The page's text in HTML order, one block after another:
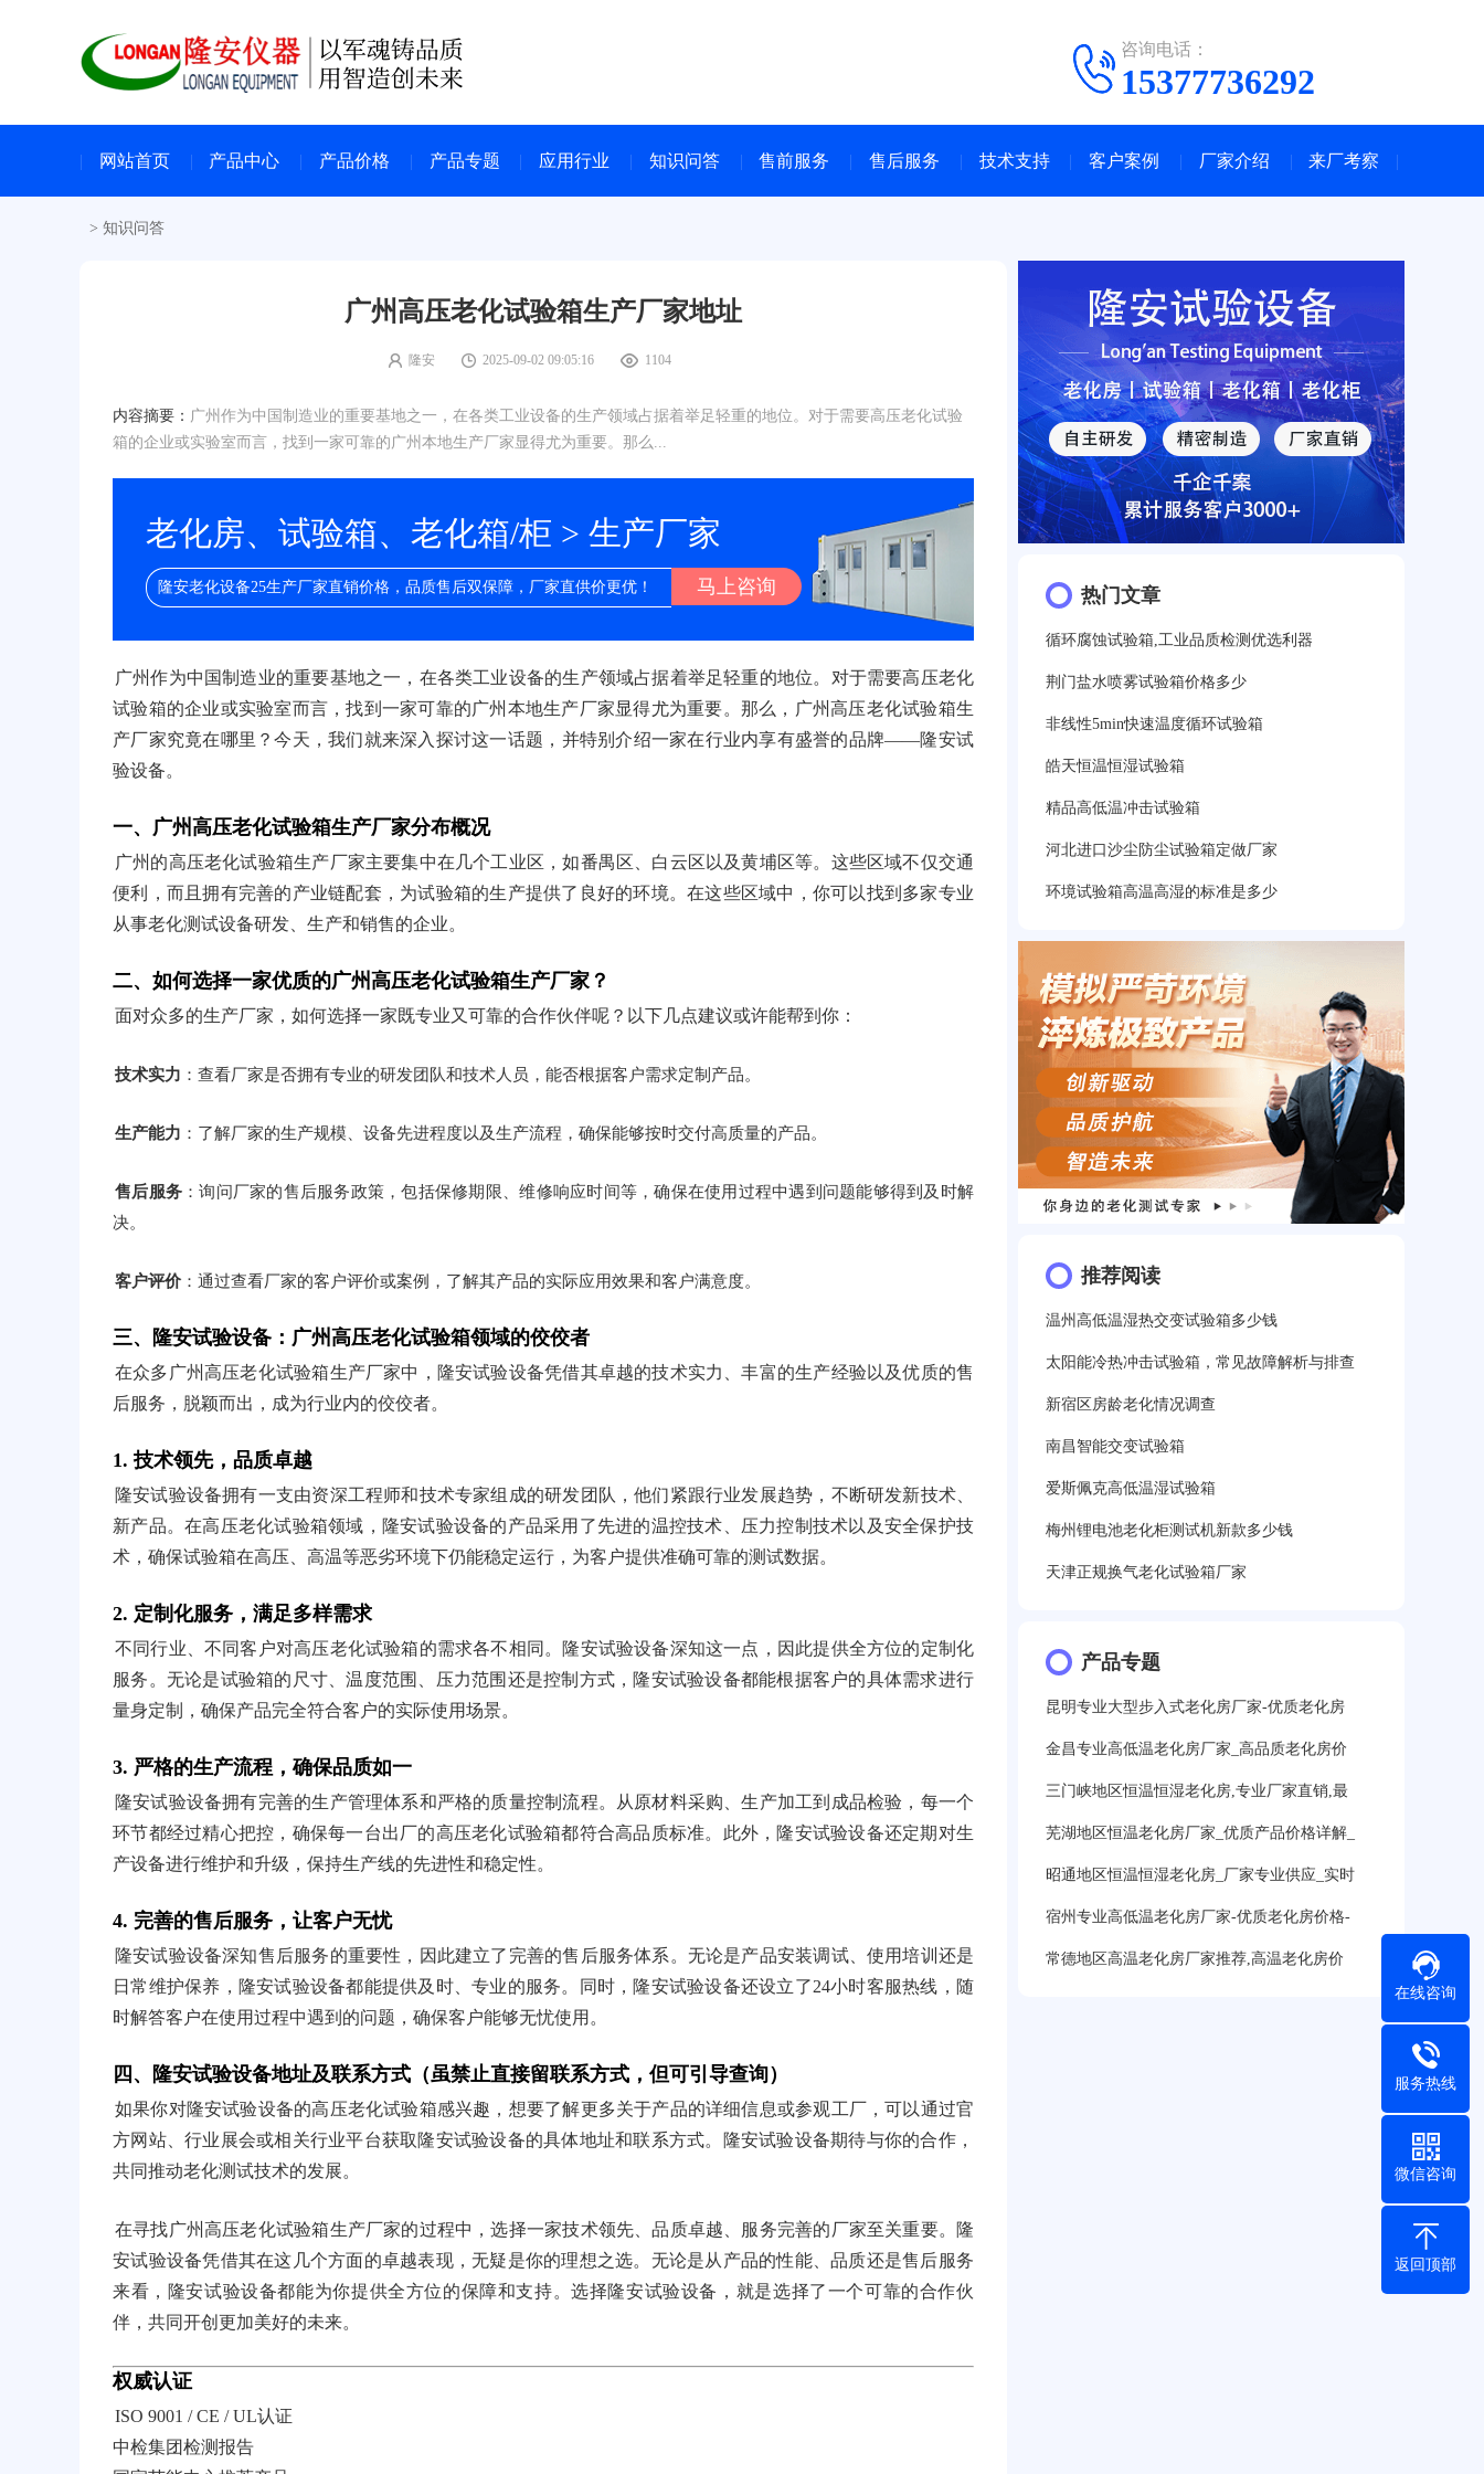
咨询电话：
15377736292
网站首页 产品中心 产品价格 产品专题 应用行业 知识问答 售前服务 售后服务 技术支持 客户案例 厂家介绍 来厂考察
> 知识问答
广州高压老化试验箱生产厂家地址
隆安 2025-09-02 09:05:16 1104
内容摘要： 广州作为中国制造业的重要基地之一，在各类工业设备的生产领域占据着举足轻重的地位。对于需要高压老化试验
箱的企业或实验室而言，找到一家可靠的广州本地生产厂家显得尤为重要。那么...
老化房、试验箱、老化箱/柜 > 生产厂家
隆安老化设备25生产厂家直销价格，品质售后双保障，厂家直供价更优！ 马上咨询
广州作为中国制造业的重要基地之一，在各类工业设备的生产领域占据着举足轻重的地位。对于需要高压老化
试验箱的企业或实验室而言，找到一家可靠的广州本地生产厂家显得尤为重要。那么，广州高压老化试验箱生
产厂家究竟在哪里？今天，我们就来深入探讨这一话题，并特别介绍一家在行业内享有盛誉的品牌——隆安试
验设备。
一、广州高压老化试验箱生产厂家分布概况
广州的高压老化试验箱生产厂家主要集中在几个工业区，如番禺区、白云区以及黄埔区等。这些区域不仅交通
便利，而且拥有完善的产业链配套，为试验箱的生产提供了良好的环境。在这些区域中，你可以找到多家专业
从事老化测试设备研发、生产和销售的企业。
二、如何选择一家优质的广州高压老化试验箱生产厂家？
面对众多的生产厂家，如何选择一家既专业又可靠的合作伙伴呢？以下几点建议或许能帮到你：
技术实力 ：查看厂家是否拥有专业的研发团队和技术人员，能否根据客户需求定制产品。
生产能力 ：了解厂家的生产规模、设备先进程度以及生产流程，确保能够按时交付高质量的产品。
售后服务 ：询问厂家的售后服务政策，包括保修期限、维修响应时间等，确保在使用过程中遇到问题能够得到及时解
决。
客户评价 ：通过查看厂家的客户评价或案例，了解其产品的实际应用效果和客户满意度。
三、隆安试验设备：广州高压老化试验箱领域的佼佼者
在众多广州高压老化试验箱生产厂家中，隆安试验设备凭借其卓越的技术实力、丰富的生产经验以及优质的售
后服务，脱颖而出，成为行业内的佼佼者。
1. 技术领先，品质卓越
隆安试验设备拥有一支由资深工程师和技术专家组成的研发团队，他们紧跟行业发展趋势，不断研发新技术、
新产品。在高压老化试验箱领域，隆安试验设备的产品采用了先进的温控技术、压力控制技术以及安全保护技
术，确保试验箱在高压、高温等恶劣环境下仍能稳定运行，为客户提供准确可靠的测试数据。
2. 定制化服务，满足多样需求
不同行业、不同客户对高压老化试验箱的需求各不相同。隆安试验设备深知这一点，因此提供全方位的定制化
服务。无论是试验箱的尺寸、温度范围、压力范围还是控制方式，隆安试验设备都能根据客户的具体需求进行
量身定制，确保产品完全符合客户的实际使用场景。
3. 严格的生产流程，确保品质如一
隆安试验设备拥有完善的生产管理体系和严格的质量控制流程。从原材料采购、生产加工到成品检验，每一个
环节都经过精心把控，确保每一台出厂的高压老化试验箱都符合高品质标准。此外，隆安试验设备还定期对生
产设备进行维护和升级，保持生产线的先进性和稳定性。
4. 完善的售后服务，让客户无忧
隆安试验设备深知售后服务的重要性，因此建立了完善的售后服务体系。无论是产品安装调试、使用培训还是
日常维护保养，隆安试验设备都能提供及时、专业的服务。同时，隆安试验设备还设立了24小时客服热线，随
时解答客户在使用过程中遇到的问题，确保客户能够无忧使用。
四、隆安试验设备地址及联系方式（虽禁止直接留联系方式，但可引导查询）
如果你对隆安试验设备的高压老化试验箱感兴趣，想要了解更多关于产品的详细信息或参观工厂，可以通过官
方网站、行业展会或相关行业平台获取隆安试验设备的具体地址和联系方式。隆安试验设备期待与你的合作，
共同推动老化测试技术的发展。
在寻找广州高压老化试验箱生产厂家的过程中，选择一家技术领先、品质卓越、服务完善的厂家至关重要。隆
安试验设备凭借其在这几个方面的卓越表现，无疑是你的理想之选。无论是从产品的性能、品质还是售后服务
来看，隆安试验设备都能为你提供全方位的保障和支持。选择隆安试验设备，就是选择了一个可靠的合作伙
伴，共同开创更加美好的未来。
权威认证
ISO 9001 / CE / UL认证
中检集团检测报告
热门文章
循环腐蚀试验箱,工业品质检测优选利器
荆门盐水喷雾试验箱价格多少
非线性5min快速温度循环试验箱
皓天恒温恒湿试验箱
精品高低温冲击试验箱
河北进口沙尘防尘试验箱定做厂家
环境试验箱高温高湿的标准是多少
推荐阅读
温州高低温湿热交变试验箱多少钱
太阳能冷热冲击试验箱，常见故障解析与排查
新宿区房龄老化情况调查
南昌智能交变试验箱
爱斯佩克高低温湿试验箱
梅州锂电池老化柜测试机新款多少钱
天津正规换气老化试验箱厂家
产品专题
昆明专业大型步入式老化房厂家-优质老化房
金昌专业高低温老化房厂家_高品质老化房价
三门峡地区恒温恒湿老化房,专业厂家直销,最
芜湖地区恒温老化房厂家_优质产品价格详解_
昭通地区恒温恒湿老化房_厂家专业供应_实时
宿州专业高低温老化房厂家-优质老化房价格-
常德地区高温老化房厂家推荐,高温老化房价
在线咨询
服务热线
微信咨询
返回顶部